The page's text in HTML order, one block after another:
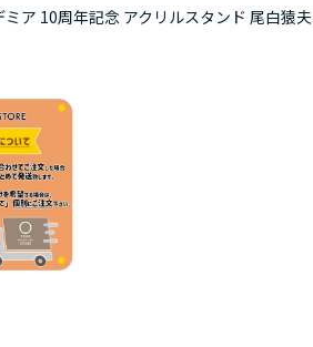
ア 10周年記念 アクリルスタンド 尾白猿夫